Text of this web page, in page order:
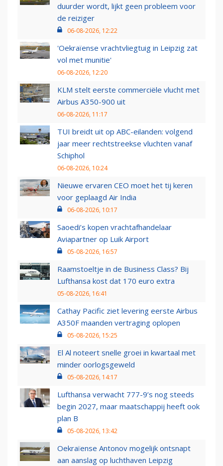
duurder wordt, lijkt geen probleem voor
de reiziger
06-08-2026, 12:22
'Oekraïense vrachtvliegtuig in Leipzig zat
vol met munitie'
06-08-2026, 12:20
KLM stelt eerste commerciële vlucht met
Airbus A350-900 uit
06-08-2026, 11:17
TUI breidt uit op ABC-eilanden: volgend
jaar meer rechtstreekse vluchten vanaf
Schiphol
06-08-2026, 10:24
Nieuwe ervaren CEO moet het tij keren
voor geplaagd Air India
06-08-2026, 10:17
Saoedi’s kopen vrachtafhandelaar
Aviapartner op Luik Airport
05-08-2026, 16:57
Raamstoeltje in de Business Class? Bij
Lufthansa kost dat 170 euro extra
05-08-2026, 16:41
Cathay Pacific ziet levering eerste Airbus
A350F maanden vertraging oplopen
05-08-2026, 15:25
El Al noteert snelle groei in kwartaal met
minder oorlogsgeweld
05-08-2026, 14:17
Lufthansa verwacht 777-9’s nog steeds
begin 2027, maar maatschappij heeft ook
plan B
05-08-2026, 13:42
Oekraïense Antonov mogelijk ontsnapt
aan aanslag op luchthaven Leipzig